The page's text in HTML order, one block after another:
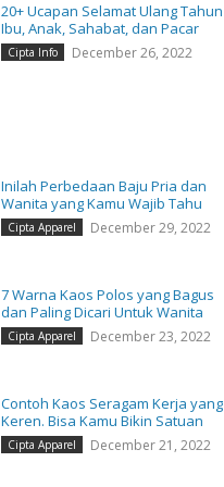
20+ Ucapan Selamat Ulang Tahun
Ibu, Anak, Sahabat, dan Pacar
Cipta Info December 26, 2022
Inilah Perbedaan Baju Pria dan
Wanita yang Kamu Wajib Tahu
Cipta Apparel December 29, 2022
7 Warna Kaos Polos yang Bagus
dan Paling Dicari Untuk Wanita
Cipta Apparel December 23, 2022
Contoh Kaos Seragam Kerja yang
Keren. Bisa Kamu Bikin Satuan
Cipta Apparel December 21, 2022